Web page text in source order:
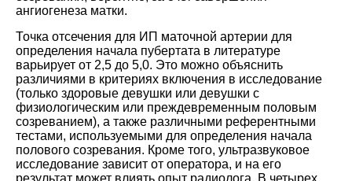
ангиогенеза матки.
Точка отсечения для ИП маточной артерии для
определения начала пубертата в литературе
варьирует от 2,5 до 5,0. Это можно объяснить
различиями в критериях включения в исследование
(только здоровые девушки или девушки с
физиологическим или преждевременным половым
созреванием), а также различными референтными
тестами, используемыми для определения начала
полового созревания. Кроме того, ультразвуковое
исследование зависит от оператора, и на его
результат может влиять опыт радиолога. В четырех